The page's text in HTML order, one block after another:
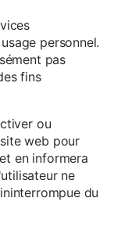
personnel.
pas
fins
ou
web pour
en informera
ne
du